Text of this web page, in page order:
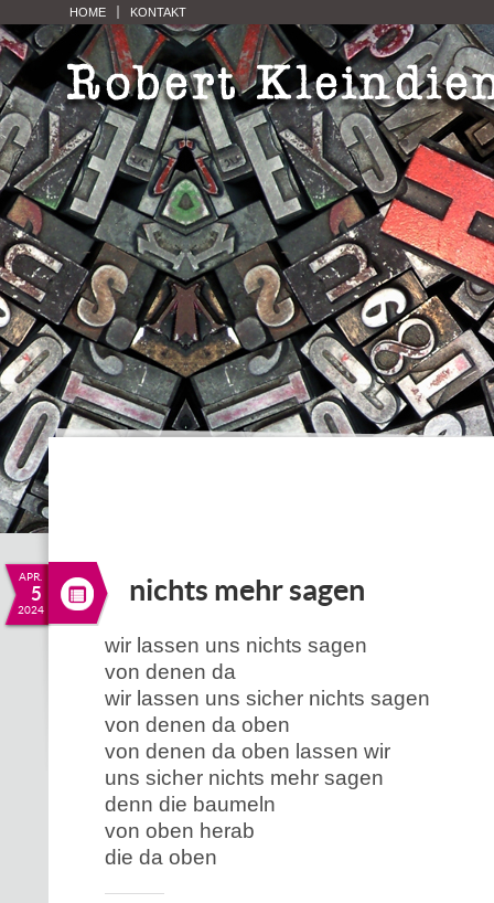
HOME KONTAKT
APR.
5
2024
nichts mehr sagen
wir lassen uns nichts sagen
von denen da
wir lassen uns sicher nichts sagen
von denen da oben
von denen da oben lassen wir
uns sicher nichts mehr sagen
denn die baumeln
von oben herab
die da oben